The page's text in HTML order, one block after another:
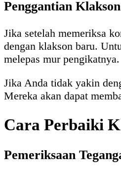
Penggantian Klakson
Jika setelah memeriksa
dengan klakson baru.
melepas mur
Jika Anda tidak yakin
Mereka akan dapat
Cara Perbaiki
Pemeriksaan